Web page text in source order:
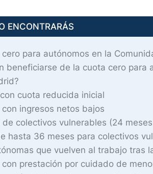
ENCONTRARÁS
para autónomos en la
beneficiarse de la cuota cero para
cuota reducida inicial
ingresos netos bajos
colectivos vulnerables (24
hasta 36 meses para colectivos
que vuelven al trabajo tras
prestación por cuidado de